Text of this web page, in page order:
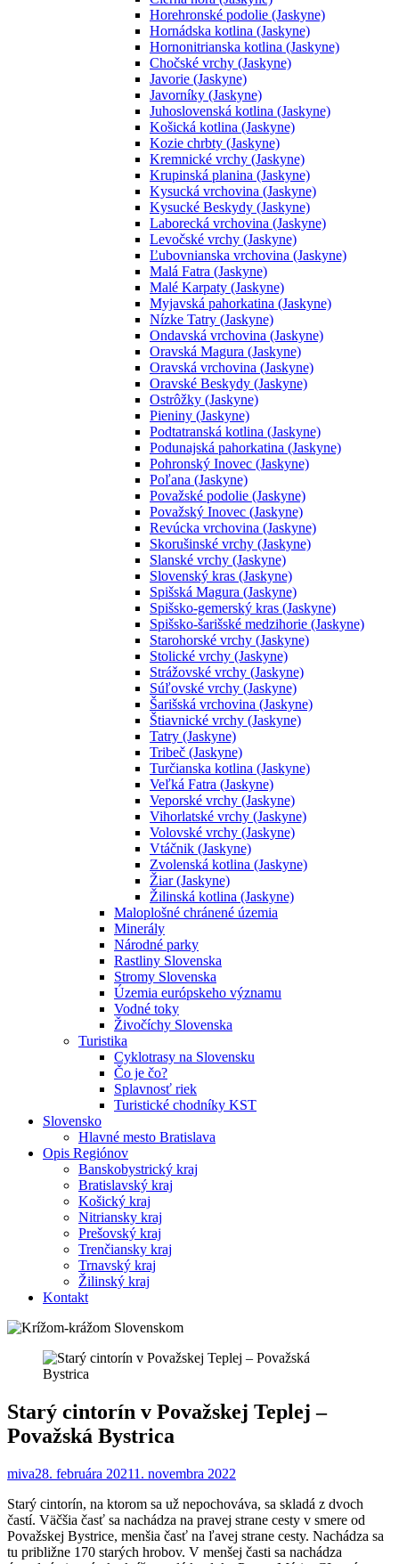
Horehronské podolie (Jaskyne)
Hornádska kotlina (Jaskyne)
Hornonitrianska kotlina (Jaskyne)
Chočské vrchy (Jaskyne)
Javorie (Jaskyne)
Javorníky (Jaskyne)
Juhoslovenská kotlina (Jaskyne)
Košická kotlina (Jaskyne)
Kozie chrbty (Jaskyne)
Kremnické vrchy (Jaskyne)
Krupinská planina (Jaskyne)
Kysucká vrchovina (Jaskyne)
Kysucké Beskydy (Jaskyne)
Laborecká vrchovina (Jaskyne)
Levočské vrchy (Jaskyne)
Ľubovnianska vrchovina (Jaskyne)
Malá Fatra (Jaskyne)
Malé Karpaty (Jaskyne)
Myjavská pahorkatina (Jaskyne)
Nízke Tatry (Jaskyne)
Ondavská vrchovina (Jaskyne)
Oravská Magura (Jaskyne)
Oravská vrchovina (Jaskyne)
Oravské Beskydy (Jaskyne)
Ostrôžky (Jaskyne)
Pieniny (Jaskyne)
Podtatranská kotlina (Jaskyne)
Podunajská pahorkatina (Jaskyne)
Pohronský Inovec (Jaskyne)
Poľana (Jaskyne)
Považské podolie (Jaskyne)
Považský Inovec (Jaskyne)
Revúcka vrchovina (Jaskyne)
Skorušinské vrchy (Jaskyne)
Slanské vrchy (Jaskyne)
Slovenský kras (Jaskyne)
Spišská Magura (Jaskyne)
Spišsko-gemerský kras (Jaskyne)
Spišsko-šarišské medzihorie (Jaskyne)
Starohorské vrchy (Jaskyne)
Stolické vrchy (Jaskyne)
Strážovské vrchy (Jaskyne)
Súľovské vrchy (Jaskyne)
Šarišská vrchovina (Jaskyne)
Štiavnické vrchy (Jaskyne)
Tatry (Jaskyne)
Tribeč (Jaskyne)
Turčianska kotlina (Jaskyne)
Veľká Fatra (Jaskyne)
Veporské vrchy (Jaskyne)
Vihorlatské vrchy (Jaskyne)
Volovské vrchy (Jaskyne)
Vtáčnik (Jaskyne)
Zvolenská kotlina (Jaskyne)
Žiar (Jaskyne)
Žilinská kotlina (Jaskyne)
Maloplošné chránené územia
Minerály
Národné parky
Rastliny Slovenska
Stromy Slovenska
Územia európskeho významu
Vodné toky
Živočíchy Slovenska
Turistika
Cyklotrasy na Slovensku
Čo je čo?
Splavnosť riek
Turistické chodníky KST
Slovensko
Hlavné mesto Bratislava
Opis Regiónov
Banskobystrický kraj
Bratislavský kraj
Košický kraj
Nitriansky kraj
Prešovský kraj
Trenčiansky kraj
Trnavský kraj
Žilinský kraj
Kontakt
Starý cintorín v Považskej Teplej –
Považská Bystrica
miva28. februára 20211. novembra 2022
Starý cintorín, na ktorom sa už nepochováva, sa skladá z dvoch
častí. Väčšia časť sa nachádza na pravej strane cesty v smere od
Považskej Bystrice, menšia časť na ľavej strane cesty. Nachádza sa
tu približne 170 starých hrobov. V menšej časti sa nachádza